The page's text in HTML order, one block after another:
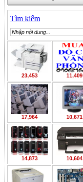
Tìm kiếm
23,453 11,409
17,964 10,671
14,873 10,604